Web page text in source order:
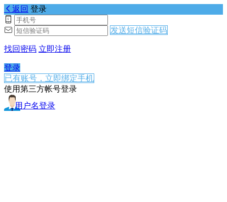
返回 登录
发送短信验证码
找回密码 立即注册
登录
已有账号，立即绑定手机
使用第三方帐号登录
用户名登录